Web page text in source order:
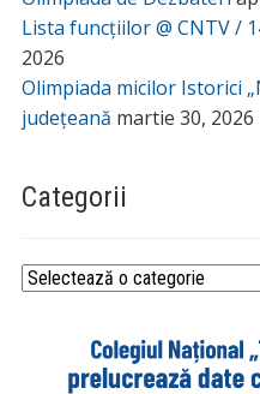
Lista funcțiilor @ CNTV /
2026
Olimpiada micilor Istorici
județeană martie 30, 2026
Categorii
Categorii